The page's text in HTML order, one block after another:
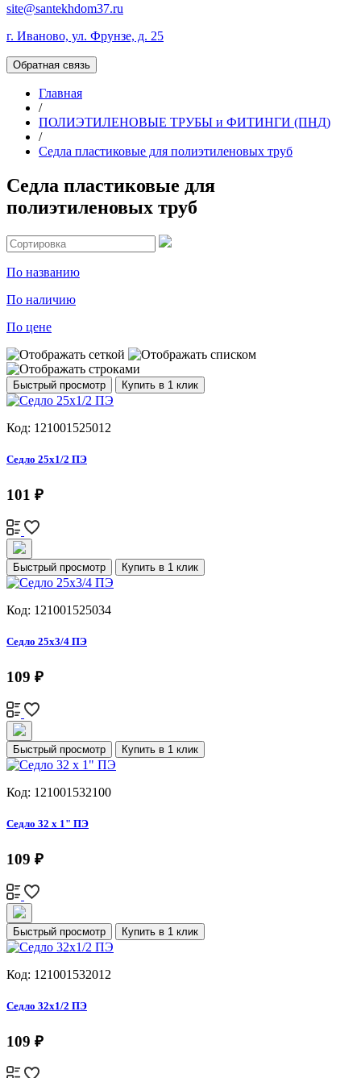
site@santekhdom37.ru
г. Иваново, ул. Фрунзе, д. 25
Обратная связь
Главная
/
ПОЛИЭТИЛЕНОВЫЕ ТРУБЫ и ФИТИНГИ (ПНД)
/
Седла пластиковые для полиэтиленовых труб
Седла пластиковые для
полиэтиленовых труб
По названию
По наличию
По цене
Быстрый просмотр Купить в 1 клик
Код: 121001525012
Седло 25х1/2 ПЭ
101 ₽
Быстрый просмотр Купить в 1 клик
Код: 121001525034
Седло 25х3/4 ПЭ
109 ₽
Быстрый просмотр Купить в 1 клик
Код: 121001532100
Седло 32 х 1" ПЭ
109 ₽
Быстрый просмотр Купить в 1 клик
Код: 121001532012
Седло 32х1/2 ПЭ
109 ₽